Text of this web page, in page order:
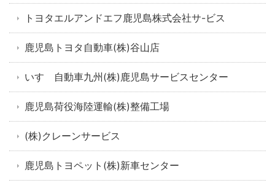
トヨタエルアンドエフ鹿児島株式会社サ-ビス
鹿児島トヨタ自動車(株)谷山店
いすゞ自動車九州(株)鹿児島サービスセンター
鹿児島荷役海陸運輸(株)整備工場
(株)クレーンサービス
鹿児島トヨペット(株)新車センター